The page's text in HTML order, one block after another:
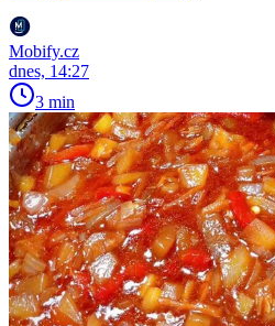
Mobify.cz
dnes, 14:27
3 min